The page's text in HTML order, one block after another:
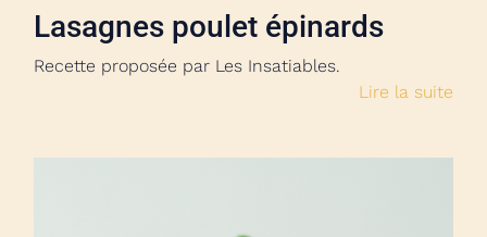
Lasagnes poulet épinards
Recette proposée par Les Insatiables.
Lire la suite